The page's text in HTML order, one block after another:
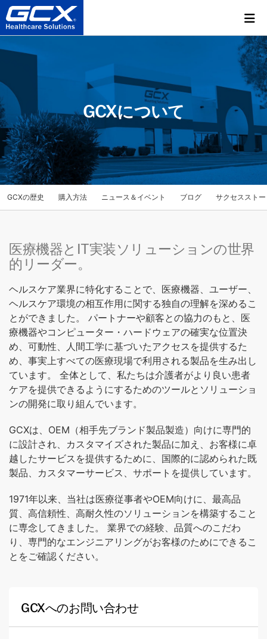
GCXについて
GCXの歴史 購入方法 ニュース＆イベント ブログ サクセススト
医療機器とIT実装ソリューションの世界
的リーダー。
ヘルスケア業界に特化することで、医療機器、ユーザー、
ヘルスケア環境の相互作用に関する独自の理解を深めるこ
とができました。 パートナーや顧客との協力のもと、医
療機器やコンピューター・ハードウェアの確実な位置決
め、可動性、人間工学に基づいたアクセスを提供するた
め、事実上すべての医療現場で利用される製品を生み出し
ています。 全体として、私たちは介護者がより良い患者
ケアを提供できるようにするためのツールとソリューショ
ンの開発に取り組んでいます。
GCXは、OEM（相手先ブランド製品製造）向けに専門的
に設計され、カスタマイズされた製品に加え、お客様に卓
越したサービスを提供するために、国際的に認められた既
製品、カスタマーサービス、サポートを提供しています。
1971年以来、当社は医療従事者やOEM向けに、最高品
質、高信頼性、高耐久性のソリューションを構築すること
に専念してきました。 業界での経験、品質へのこだわ
り、専門的なエンジニアリングがお客様のためにできるこ
とをご確認ください。
GCXへのお問い合わせ